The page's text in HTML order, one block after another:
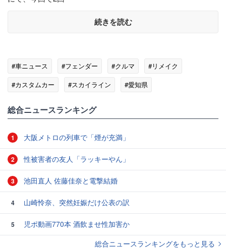
続きを読む
#車ニュース #フェンダー #クルマ
#リメイク
#カスタムカー
#スカイライン #愛知県
総合ニュースランキング
1 大阪メトロの列車で「煙が充満」
2 性被害者の友人「ラッキーやん」
3 池田直人 佐藤佳奈と電撃結婚
4 山崎怜奈、突然妊娠だけ公表の訳
5
児ポ動画770本 酒飲ませ性加害か
総合ニュースランキングをもっと見る